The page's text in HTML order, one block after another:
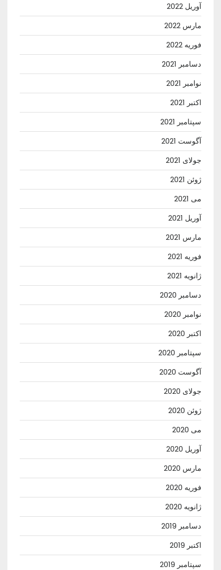
آوریل 2022
مارس 2022
فوریه 2022
دسامبر 2021
نوامبر 2021
اکتبر 2021
سپتامبر 2021
آگوست 2021
جولای 2021
ژوئن 2021
می 2021
آوریل 2021
مارس 2021
فوریه 2021
ژانویه 2021
دسامبر 2020
نوامبر 2020
اکتبر 2020
سپتامبر 2020
آگوست 2020
جولای 2020
ژوئن 2020
می 2020
آوریل 2020
مارس 2020
فوریه 2020
ژانویه 2020
دسامبر 2019
اکتبر 2019
سپتامبر 2019